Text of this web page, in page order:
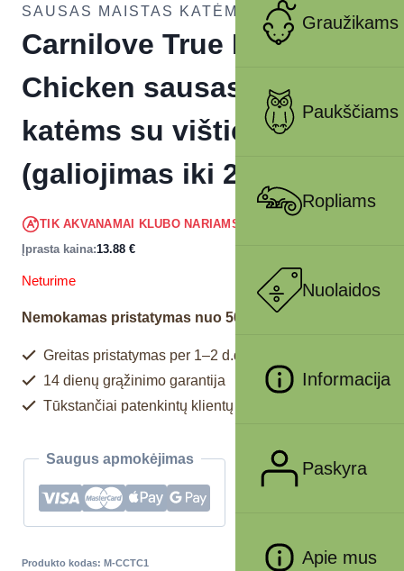
Graužikams
Paukščiams
Ropliams
Nuolaidos
Informacija
Paskyra
Apie mus
SAUSAS MAISTAS KATĖMS
Carnilove True Fresh Cat
Chicken sausas pašaras
katėms su vištiena 1,8 kg
(galiojimas iki 2026.06.10)
TIK AKVANAMAI KLUBO NARIAMS 13.19
Įprasta kaina:13.88 €
Neturime
Nemokamas pristatymas nuo 50€
Greitas pristatymas per 1–2 d.d.
14 dienų grąžinimo garantija
Tūkstančiai patenkintų klientų
Saugus apmokėjimas
Produkto kodas: M-CCTC1